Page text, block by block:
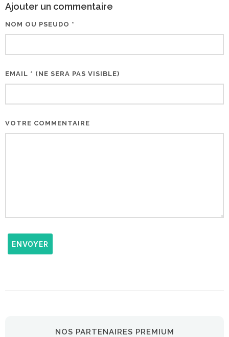
Ajouter un commentaire
NOM OU PSEUDO *
EMAIL * (NE SERA PAS VISIBLE)
VOTRE COMMENTAIRE
ENVOYER
NOS PARTENAIRES PREMIUM